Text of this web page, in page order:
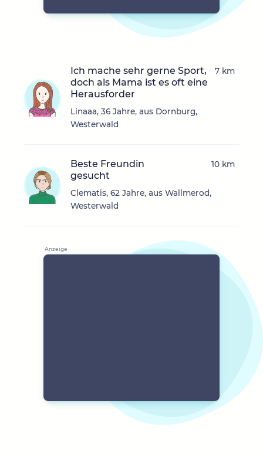
Ich mache sehr gerne Sport,
doch als Mama ist es oft eine
Herausforder
Linaaa, 36 Jahre, aus Dornburg,
Westerwald
7 km
Beste Freundin
gesucht
Clematis, 62 Jahre, aus Wallmerod,
Westerwald
10 km